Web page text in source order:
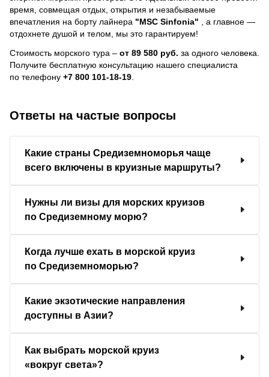
время, совмещая отдых, открытия и незабываемые
впечатления на борту лайнера "MSC Sinfonia"
, a главное —
отдохнете душой и телом, мы это гарантируем!
Стоимость морского тура – от 89 580 руб. за одного человека.
Получите бесплатную консультацию нашего специалиста
по телефону +7 800 101-18-19
Ответы на частые вопросы
Какие страны Средиземноморья чаще
всего включены в круизные маршруты?
Нужны ли визы для морских круизов
по Средиземному морю?
Когда лучше ехать в морской круиз
по Средиземноморью?
Какие экзотические направления
доступны в Азии?
Как выбрать морской круиз
«вокруг света»?